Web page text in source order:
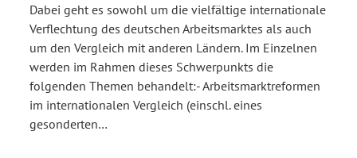
Dabei geht es sowohl um die vielfältige internationale
Verflechtung des deutschen Arbeitsmarktes als auch
um den Vergleich mit anderen Ländern. Im Einzelnen
werden im Rahmen dieses Schwerpunkts die
folgenden Themen behandelt:- Arbeitsmarktreformen
im internationalen Vergleich (einschl. eines
gesonderten…